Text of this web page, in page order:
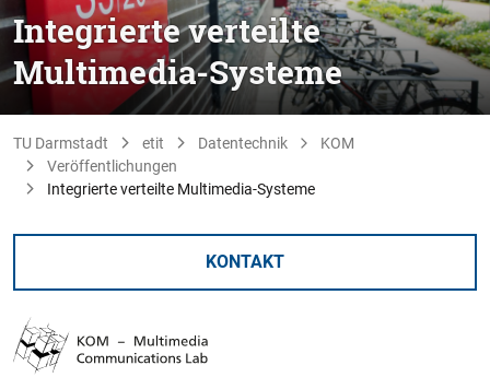
Integrierte verteilte
Multimedia-Systeme
TU Darmstadt etit Datentechnik
KOM
Veröffentlichungen
Integrierte verteilte Multimedia-Systeme
KONTAKT